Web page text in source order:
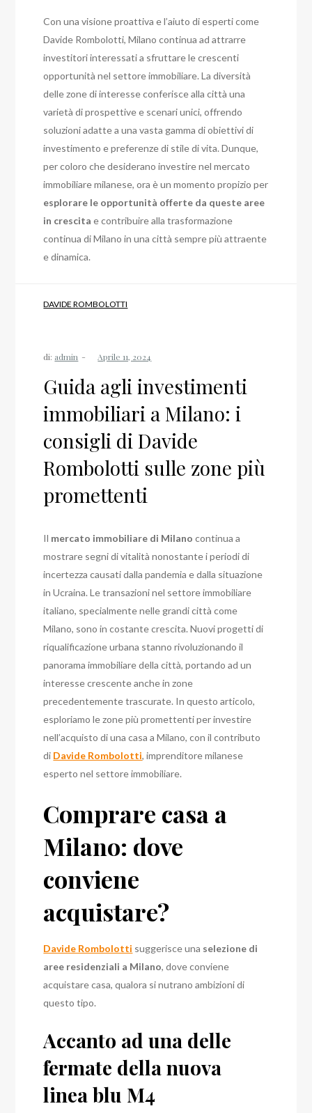
Con una visione proattiva e l’aiuto di esperti come
Davide Rombolotti, Milano continua ad attrarre
investitori interessati a sfruttare le crescenti
opportunità nel settore immobiliare. La diversità
delle zone di interesse conferisce alla città una
varietà di prospettive e scenari unici, offrendo
soluzioni adatte a una vasta gamma di obiettivi di
investimento e preferenze di stile di vita. Dunque,
per coloro che desiderano investire nel mercato
immobiliare milanese, ora è un momento propizio per
esplorare le opportunità offerte da queste aree
in crescita e contribuire alla trasformazione
continua di Milano in una città sempre più attraente
e dinamica.
DAVIDE ROMBOLOTTI
di: admin
Guida agli investimenti
immobiliari a Milano: i
consigli di Davide
Rombolotti sulle zone più
promettenti
Il mercato immobiliare di Milano continua a
mostrare segni di vitalità nonostante i periodi di
incertezza causati dalla pandemia e dalla situazione
in Ucraina. Le transazioni nel settore immobiliare
italiano, specialmente nelle grandi città come
Milano, sono in costante crescita. Nuovi progetti di
riqualificazione urbana stanno rivoluzionando il
panorama immobiliare della città, portando ad un
interesse crescente anche in zone
precedentemente trascurate. In questo articolo,
esploriamo le zone più promettenti per investire
nell’acquisto di una casa a Milano, con il contributo
di Davide Rombolotti, imprenditore milanese
esperto nel settore immobiliare.
Comprare casa a
Milano: dove
conviene
acquistare?
Davide Rombolotti suggerisce una selezione di
aree residenziali a Milano, dove conviene
acquistare casa, qualora si nutrano ambizioni di
questo tipo.
Accanto ad una delle
fermate della nuova
linea blu M4